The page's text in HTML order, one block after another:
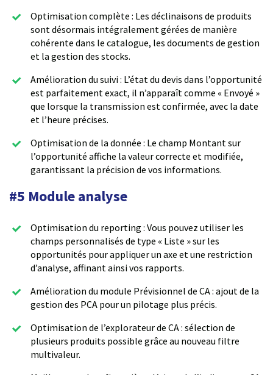
Optimisation complète : Les déclinaisons de produits
sont désormais intégralement gérées de manière
cohérente dans le catalogue, les documents de gestion
et la gestion des stocks.
Amélioration du suivi : L’état du devis dans l’opportunité
est parfaitement exact, il n’apparaît comme « Envoyé »
que lorsque la transmission est confirmée, avec la date
et l’heure précises.
Optimisation de la donnée : Le champ Montant sur
l’opportunité affiche la valeur correcte et modifiée,
garantissant la précision de vos informations.
#5 Module analyse
Optimisation du reporting : Vous pouvez utiliser les
champs personnalisés de type « Liste » sur les
opportunités pour appliquer un axe et une restriction
d’analyse, affinant ainsi vos rapports.
Amélioration du module Prévisionnel de CA : ajout de la
gestion des PCA pour un pilotage plus précis.
Optimisation de l’explorateur de CA : sélection de
plusieurs produits possible grâce au nouveau filtre
multivaleur.